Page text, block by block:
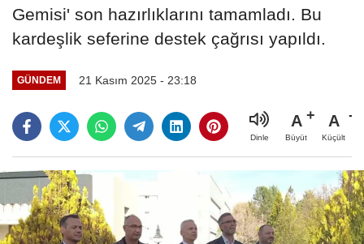
Gemisi' son hazırlıklarını tamamladı. Bu
kardeşlik seferine destek çağrısı yapıldı.
GÜNDEM 21 Kasım 2025 - 23:18
Dinle
A
Büyüt
A
Küçült